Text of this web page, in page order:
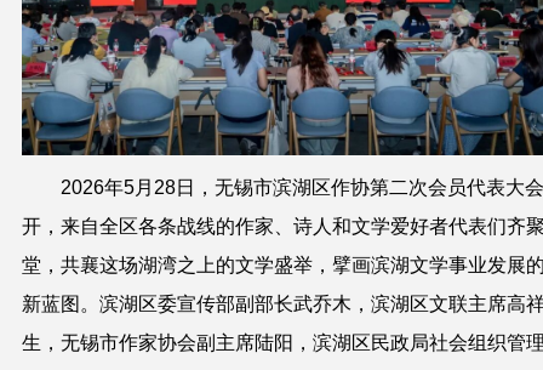
2026年5月28日，无锡市滨湖区作协第二次会员代表大
开，来自全区各条战线的作家、诗人和文学爱好者代表们齐
堂，共襄这场湖湾之上的文学盛举，擘画滨湖文学事业发展
新蓝图。滨湖区委宣传部副部长武乔木，滨湖区文联主席高
生，无锡市作家协会副主席陆阳，滨湖区民政局社会组织管